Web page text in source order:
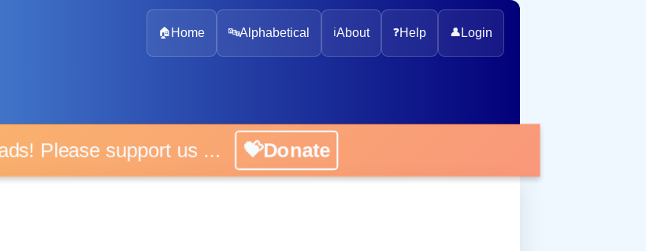
🏠 Home 🔤Alphabetical ℹ️About ❓Help 👤 Login
Please support us ... 💝Donate